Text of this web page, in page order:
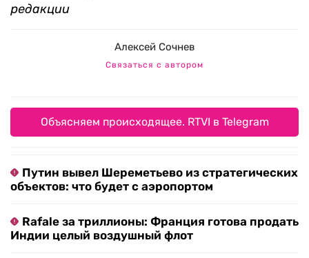
редакции
Алексей Сочнев
Связаться с автором
Объясняем происходящее. RTVI в Telegram
Путин вывел Шереметьево из стратегических
объектов: что будет с аэропортом
Rafale за триллионы: Франция готова продать
Индии целый воздушный флот